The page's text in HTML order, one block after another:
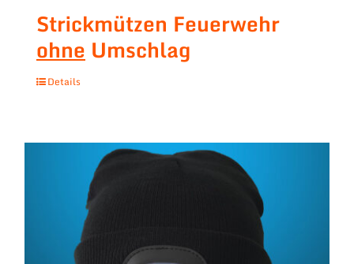
Strickmützen Feuerwehr
ohne Umschlag
Details